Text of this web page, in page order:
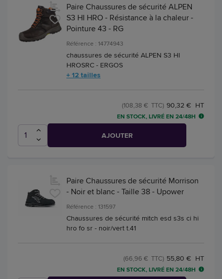
Paire Chaussures de sécurité ALPEN
S3 HI HRO - Résistance à la chaleur -
Pointure 43 - RG
Référence : 14774943
chaussures de sécurité ALPEN S3 HI
HROSRC - ERGOS
+ 12 tailles
90,32 € HT
(108,38 € TTC)
EN STOCK, LIVRÉ EN 24/48H
AJOUTER
Paire Chaussures de sécurité Morrison
- Noir et blanc - Taille 38 - Upower
Référence : 131597
Chaussures de sécurité mitch esd s3s ci hi
hro fo sr - noir/vert t.41
55,80 € HT
(66,96 € TTC)
EN STOCK, LIVRÉ EN 24/48H